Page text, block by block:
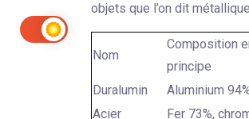
objets que l’on dit
Nom
Composition
principe
Duralumin Aluminium
Acier
Fer 73%,